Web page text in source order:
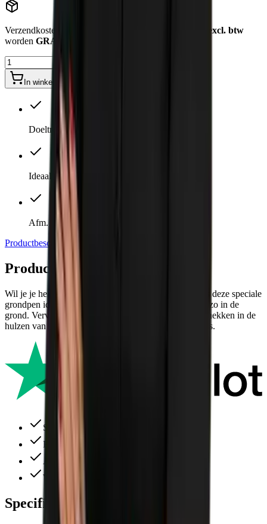
Verzendkosten
boven de €750,- excl. btw
worden GRATIS bezorgd
In winkelwagen
Doeltreffend en betaalbaar
Ideaal bij te weinig ruimte voor blokken
Afm. 140 x 600 x 80 mm
Productbeschrijving
Productbeschrijving
Wil je je hekwerk semi-permanent aanbrengen? Dan is deze speciale
grondpen ideaal! Deze ram je dankzij de scherpe punt zo in de
grond. Vervolgens zet je de ronde buizen van je bouwhekken in de
hulzen van je bouwhek en je hekwerk staat als een huis.
Snelle levering
Perfecte service
Alles ruim op voorraad
Wij denken altijd met je mee
Specificaties